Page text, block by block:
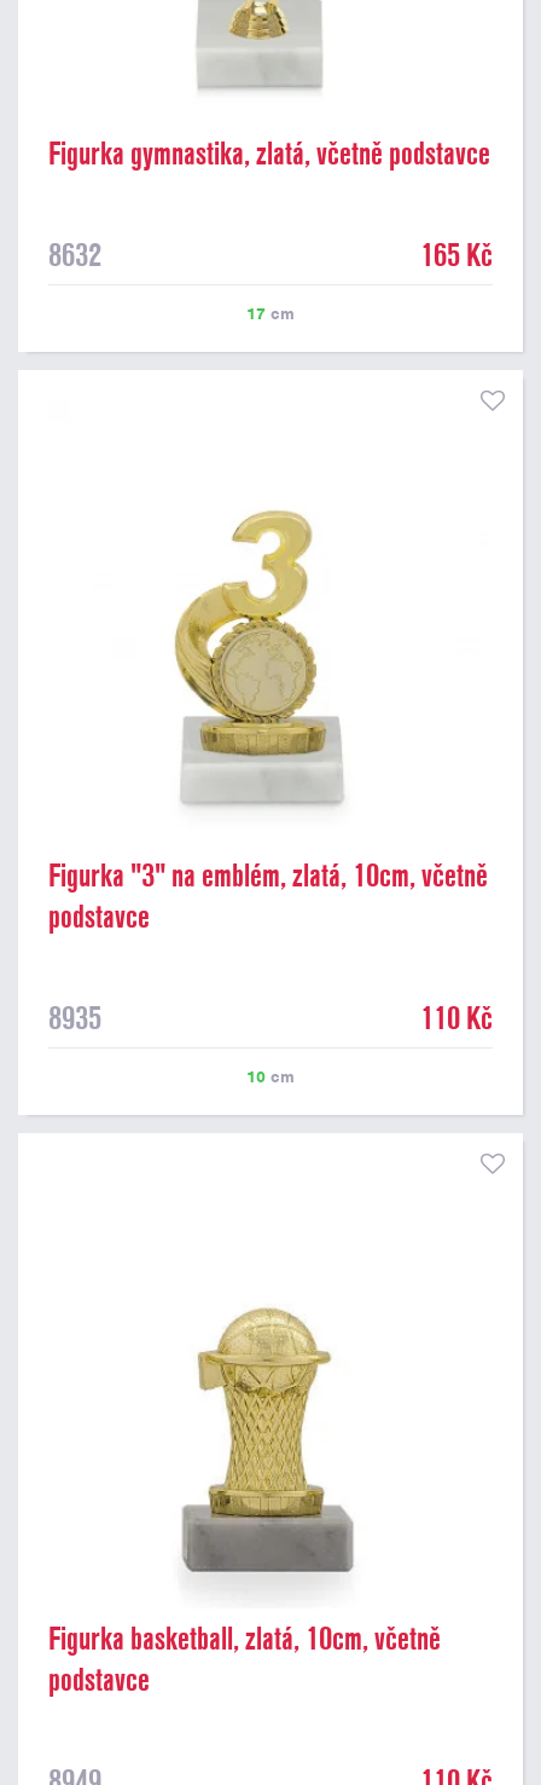
Figurka gymnastika, zlatá, včetně podstavce
8632 165 Kč
17 cm
Figurka "3" na emblém, zlatá, 10cm, včetně
podstavce
8935 110 Kč
10 cm
Figurka basketball, zlatá, 10cm, včetně
podstavce